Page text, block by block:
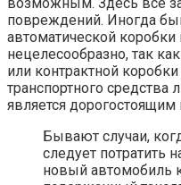
повреждений. Иногда
автоматической коробки
нецелесообразно, так
или контрактной
транспортного
является дорогостоящим
Бывают случаи,
следует потратить
новый автомобиль